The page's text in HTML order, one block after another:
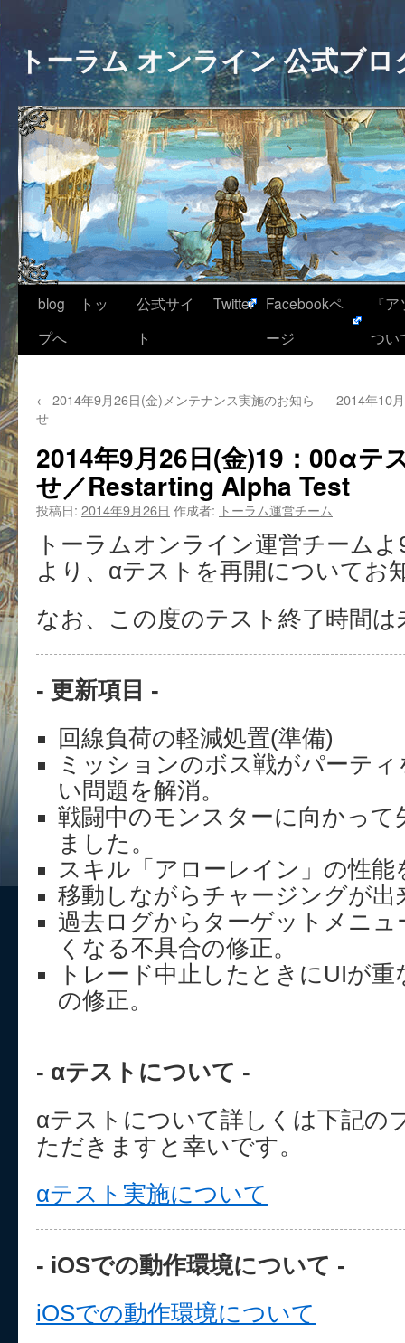
トーラム オンライン 公式ブロ
blog トッ
プへ
公式サイ
ト
Twitter
Facebookペ
ージ
『
つい
← 2014年9月26日(金)メンテナンス実施のお知ら
せ
2014年10
2014年9月26日(金)19：00αテ
せ／Restarting Alpha Test
投稿日: 2014年9月26日 作成者: トーラム運営チーム
トーラムオンライン運営チーム
より、αテストを再開についてお
なお、この度のテスト終了時間
- 更新項目 -
回線負荷の軽減処置(準備)
ミッションのボス戦がパーテ
い問題を解消。
戦闘中のモンスターに向かって
ました。
スキル「アローレイン」の性能
移動しながらチャージングが出
過去ログからターゲットメニ
くなる不具合の修正。
トレード中止したときにUIが
の修正。
- αテストについて -
αテストについて詳しくは下記の
ただきますと幸いです。
αテスト実施について
- iOSでの動作環境について -
iOSでの動作環境について